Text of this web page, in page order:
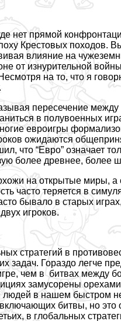
нет прямой
Крестовых походов.
влияние на
от изнурительной
на то, что я
пересечение
в полувоенных
евроигры
ожидаются
что “Евро” означает
более древнее, более
на открытые миры,
часто теряется в
бывало в старых
игроков.
стратегий в
задач. Гораздо легче
чем в битвах между
замусорены
в нашем быстром
битвы, но это
в глобальных